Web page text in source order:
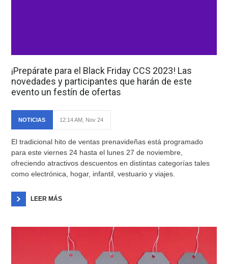
¡Prepárate para el Black Friday CCS 2023! Las
novedades y participantes que harán de este
evento un festín de ofertas
NOTICIAS 12:14 AM, Nov 24
El tradicional hito de ventas prenavideñas está programado
para este viernes 24 hasta el lunes 27 de noviembre,
ofreciendo atractivos descuentos en distintas categorías tales
como electrónica, hogar, infantil, vestuario y viajes.
LEER MÁS